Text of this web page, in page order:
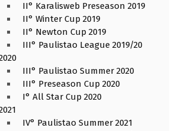
II° Karalisweb Preseason 2019
II° Winter Cup 2019
II° Newton Cup 2019
III° Paulistao League 2019/20
III° Paulistao Summer 2020
III° Preseason Cup 2020
I° All Star Cup 2020
IV° Paulistao Summer 2021